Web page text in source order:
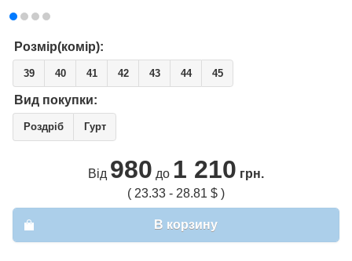
Розмір(комір):
39 40 41 42 43 44 45
Вид покупки:
Роздріб Гурт
Від 980 до 1 210 грн.
( 23.33 - 28.81 $ )
В корзину